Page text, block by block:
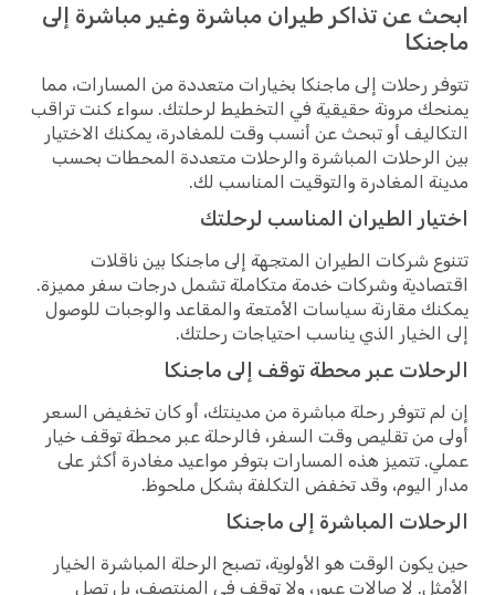
ابحث عن تذاكر طيران مباشرة وغير مباشرة إلى
ماجنكا
تتوفر رحلات إلى ماجنكا بخيارات متعددة من المسارات، مما
يمنحك مرونة حقيقية في التخطيط لرحلتك. سواء كنت تراقب
التكاليف أو تبحث عن أنسب وقت للمغادرة، يمكنك الاختيار
بين الرحلات المباشرة والرحلات متعددة المحطات بحسب
مدينة المغادرة والتوقيت المناسب لك.
اختيار الطيران المناسب لرحلتك
تتنوع شركات الطيران المتجهة إلى ماجنكا بين ناقلات
اقتصادية وشركات خدمة متكاملة تشمل درجات سفر مميزة.
يمكنك مقارنة سياسات الأمتعة والمقاعد والوجبات للوصول
إلى الخيار الذي يناسب احتياجات رحلتك.
الرحلات عبر محطة توقف إلى ماجنكا
إن لم تتوفر رحلة مباشرة من مدينتك، أو كان تخفيض السعر
أولى من تقليص وقت السفر، فالرحلة عبر محطة توقف خيار
عملي. تتميز هذه المسارات بتوفر مواعيد مغادرة أكثر على
مدار اليوم، وقد تخفض التكلفة بشكل ملحوظ.
الرحلات المباشرة إلى ماجنكا
حين يكون الوقت هو الأولوية، تصبح الرحلة المباشرة الخيار
الأمثل. لا صالات عبور، ولا توقف في المنتصف، بل تصل